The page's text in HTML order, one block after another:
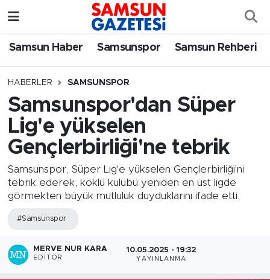
Samsun Haber Samsunspor Samsun Rehberi
HABERLER SAMSUNSPOR
Samsunspor'dan Süper
Lig'e yükselen
Gençlerbirliği'ne tebrik
Samsunspor, Süper Lig'e yükselen Gençlerbirliği'ni
tebrik ederek, köklü kulübü yeniden en üst ligde
görmekten büyük mutluluk duyduklarını ifade etti.
#Samsunspor
MERVE NUR KARA
EDITÖR
10.05.2025 - 19:32
YAYINLANMA
Samsun Haber
Samsun Rehberi
Resmi İlanlar
Samsun Nöbetçi Eczaneler
SAMSUN Namaz Vakitleri
Samsun Trafik Yoğunluk Haritası
Süper Lig Puan Durumu ve Fikstür
Tüm Manşetler
Haber Arşivi